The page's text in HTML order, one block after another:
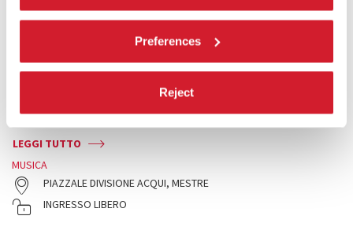
Preferences
Reject
11:00—17:00
ANDREA LIBEROVICI / PAOLO ZAVAGNA -
SOUNDS OF VENICE NUMBER TWO
Questo progetto indaga il paesaggio sonoro veneziano,
immaginando una passeggiata acustica nella Venezia contemporanea
e nella Venezia scomparsa.
LEGGI TUTTO
MUSICA
PIAZZALE DIVISIONE ACQUI, MESTRE
INGRESSO LIBERO